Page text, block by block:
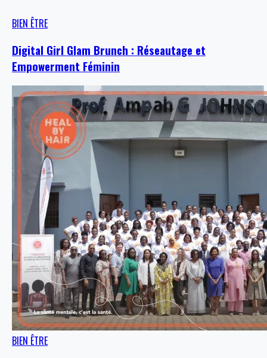
BIEN ÊTRE
Digital Girl Glam Brunch : Réseautage et
Empowerment Féminin
BIEN ÊTRE